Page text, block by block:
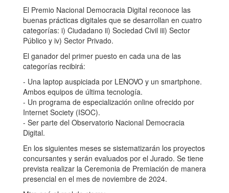
El Premio Nacional Democracia Digital reconoce las
buenas prácticas digitales que se desarrollan en cuatro
categorías: i) Ciudadano ii) Sociedad Civil iii) Sector
Público y iv) Sector Privado.
El ganador del primer puesto en cada una de las
categorías recibirá:
- Una laptop auspiciada por LENOVO y un smartphone.
Ambos equipos de última tecnología.
- Un programa de especialización online ofrecido por
Internet Society (ISOC).
- Ser parte del Observatorio Nacional Democracia
Digital.
En los siguientes meses se sistematizarán los proyectos
concursantes y serán evaluados por el Jurado. Se tiene
prevista realizar la Ceremonia de Premiación de manera
presencial en el mes de noviembre de 2024.